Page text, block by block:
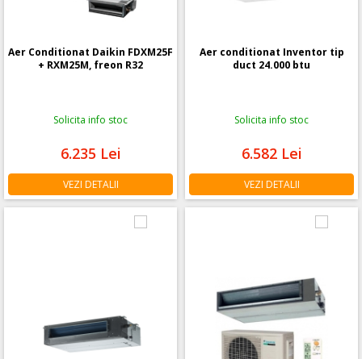
Aer Conditionat Daikin FDXM25F
+ RXM25M, freon R32
Solicita info stoc
6.235 Lei
VEZI DETALII
Aer conditionat Inventor tip
duct 24.000 btu
Solicita info stoc
6.582 Lei
VEZI DETALII